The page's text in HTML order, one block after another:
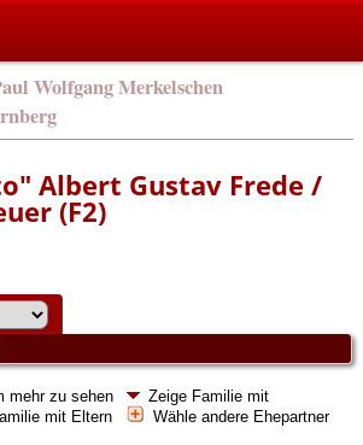
Wolfgang Merkelschen
Albert Gustav Frede /
(F2)
mehr zu sehen
Zeige Familie mit
mit Eltern
Wähle andere Ehepartner